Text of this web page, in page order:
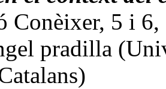
Conèixer, 5 i
pradilla